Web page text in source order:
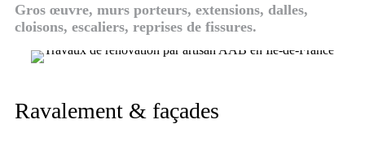
Ravalement & façades
Gros œuvre, murs porteurs, extensions, dalles,
cloisons, escaliers, reprises de fissures.